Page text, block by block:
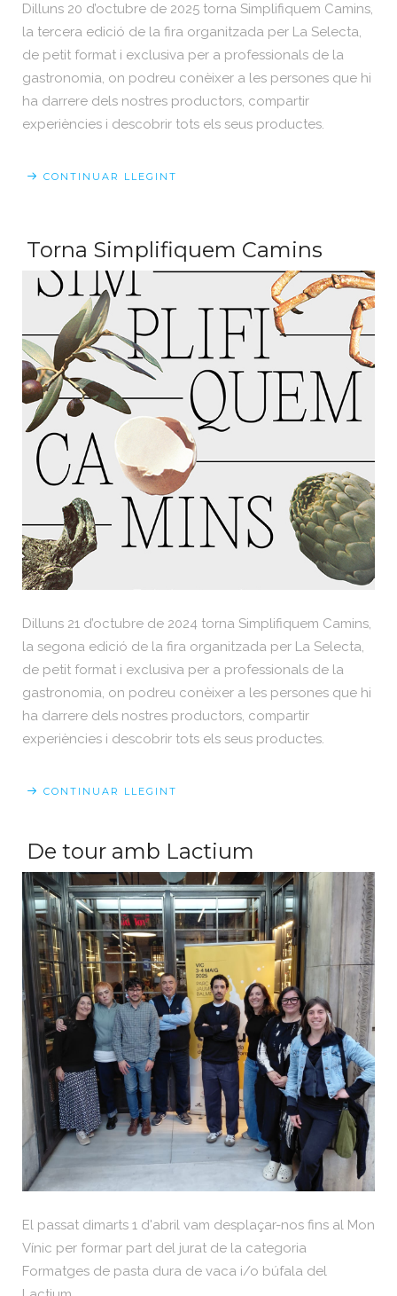
Dilluns 20 d’octubre de 2025 torna Simplifiquem Camins,
la tercera edició de la fira organitzada per La Selecta,
de petit format i exclusiva per a professionals de la
gastronomia, on podreu conèixer a les persones que hi
ha darrere dels nostres productors, compartir
experiències i descobrir tots els seus productes.
CONTINUAR LLEGINT
Torna Simplifiquem Camins
Dilluns 21 d’octubre de 2024 torna Simplifiquem Camins,
la segona edició de la fira organitzada per La Selecta,
de petit format i exclusiva per a professionals de la
gastronomia, on podreu conèixer a les persones que hi
ha darrere dels nostres productors, compartir
experiències i descobrir tots els seus productes.
CONTINUAR LLEGINT
De tour amb Lactium
El passat dimarts 1 d'abril vam desplaçar-nos fins al Mon
Vínic per formar part del jurat de la categoria
Formatges de pasta dura de vaca i/o búfala del